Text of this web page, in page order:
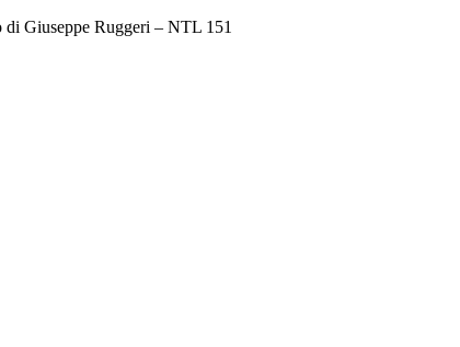
di Giuseppe Ruggeri – NTL 151